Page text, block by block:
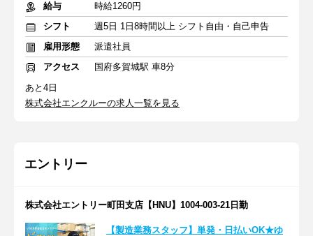
給与
時給1260円
シフト
週5日 1日8時間以上 シフト自由・自己申告
雇用形態
派遣社員
アクセス
国府多賀城駅 車8分
あと4日
株式会社エンクルーの求人一覧を見る
エントリー
株式会社エントリー町田支店【HNU】1004-003-21日勤
【製造業務スタッフ】単発・日払いOK★ゆ